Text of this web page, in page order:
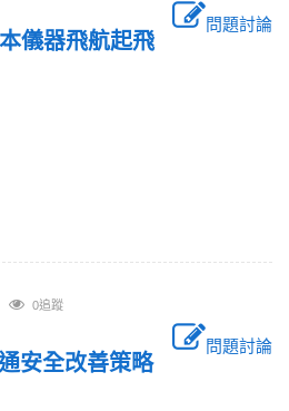
問題討論
儀器飛航起飛
0追蹤
問題討論
安全改善策略